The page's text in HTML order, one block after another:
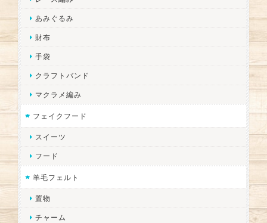
あみぐるみ
財布
手袋
クラフトバンド
マクラメ編み
フェイクフード
スイーツ
フード
羊毛フェルト
置物
チャーム